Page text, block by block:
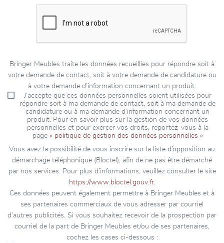
Bringer Meubles traite les données recueillies pour répondre soit à
votre demande de contact, soit à votre demande de candidature ou
à votre demande d’information concernant un produit.
J’accepte que ces données personnelles soient utilisées pour
répondre soit à ma demande de contact, soit à ma demande de
candidature ou à ma demande d’information concernant un
produit. Pour en savoir plus sur la gestion de vos données
personnelles et pour exercer vos droits, reportez-vous à la
page « politique de gestion des données personnelles »
Vous avez la possibilité de vous inscrire sur la liste d’opposition au
démarchage téléphonique (Bloctel), afin de ne pas être démarché
par nos services. Pour plus d’informations, veuillez consulter le site
https://www.bloctel.gouv.fr.
Ces données peuvent également permettre à Bringer Meubles et à
ses partenaires commerciaux de vous adresser par courriel
d’autres publicités. Si vous souhaitez recevoir de la prospection par
courriel de la part de Bringer Meubles et/ou de ses partenaires,
cochez les cases ci-dessous :